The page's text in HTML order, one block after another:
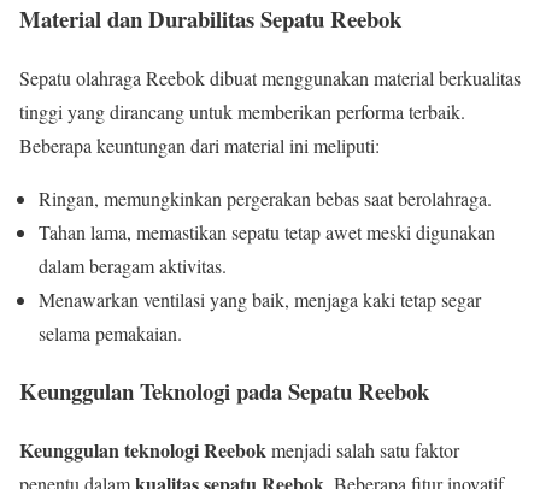
Material dan Durabilitas Sepatu Reebok
Sepatu olahraga Reebok dibuat menggunakan material berkualitas
tinggi yang dirancang untuk memberikan performa terbaik.
Beberapa keuntungan dari material ini meliputi:
Ringan, memungkinkan pergerakan bebas saat berolahraga.
Tahan lama, memastikan sepatu tetap awet meski digunakan
dalam beragam aktivitas.
Menawarkan ventilasi yang baik, menjaga kaki tetap segar
selama pemakaian.
Keunggulan Teknologi pada Sepatu Reebok
Keunggulan teknologi Reebokmenjadi salah satu faktor
penentu dalam
. Beberapa fitur inovatif